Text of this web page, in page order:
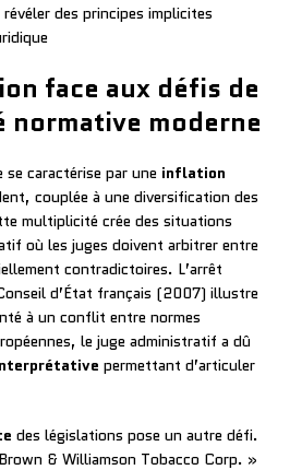
des principes implicites
face aux défis de
normative moderne
se caractérise par une inflation
couplée à une diversification des
multiplicité crée des situations
où les juges doivent arbitrer entre
contradictoires. L’arrêt
d’État français (2007) illustre
à un conflit entre normes
le juge administratif a dû
permettant d’articuler
des législations pose un autre défi.
& Williamson Tobacco Corp. »